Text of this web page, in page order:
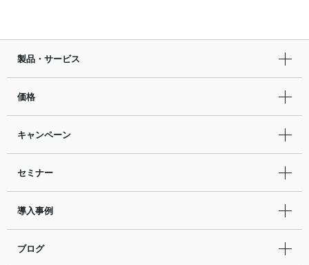
製品・サービス
価格
キャンペーン
セミナー
導入事例
ブログ